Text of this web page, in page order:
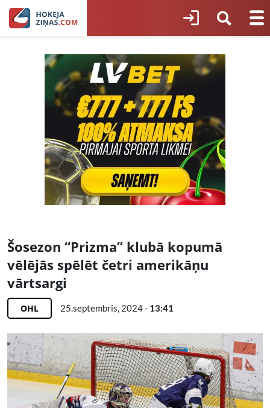
Šosezon “Prizma” klubā kopumā
vēlējās spēlēt četri amerikāņu
vārtsargi
OHL 25.septembris, 2024 - 13:41